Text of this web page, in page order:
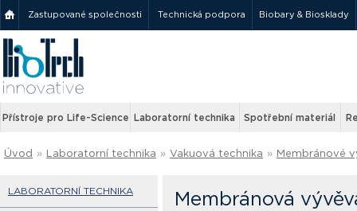
Zastupované společnosti Technická podpora Biobary & Biosklady
Přístroje pro Life-Science Laboratorní technika Spotřební materiál
Úvod » Laboratorní technika » Vakuová technika » Membránové
LABORATORNÍ TECHNIKA Membránová